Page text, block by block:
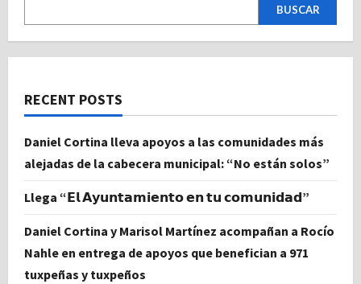
BUSCAR
RECENT POSTS
Daniel Cortina lleva apoyos a las comunidades más
alejadas de la cabecera municipal: “No están solos”
Llega “𝗘𝗹 𝗔𝘆𝘂𝗻𝘁𝗮𝗺𝗶𝗲𝗻𝘁𝗼 𝗲𝗻 𝘁𝘂 𝗰𝗼𝗺𝘂𝗻𝗶𝗱𝗮𝗱”
Daniel Cortina y Marisol Martínez acompañan a Rocío
Nahle en entrega de apoyos que benefician a 971
tuxpeñas y tuxpeños